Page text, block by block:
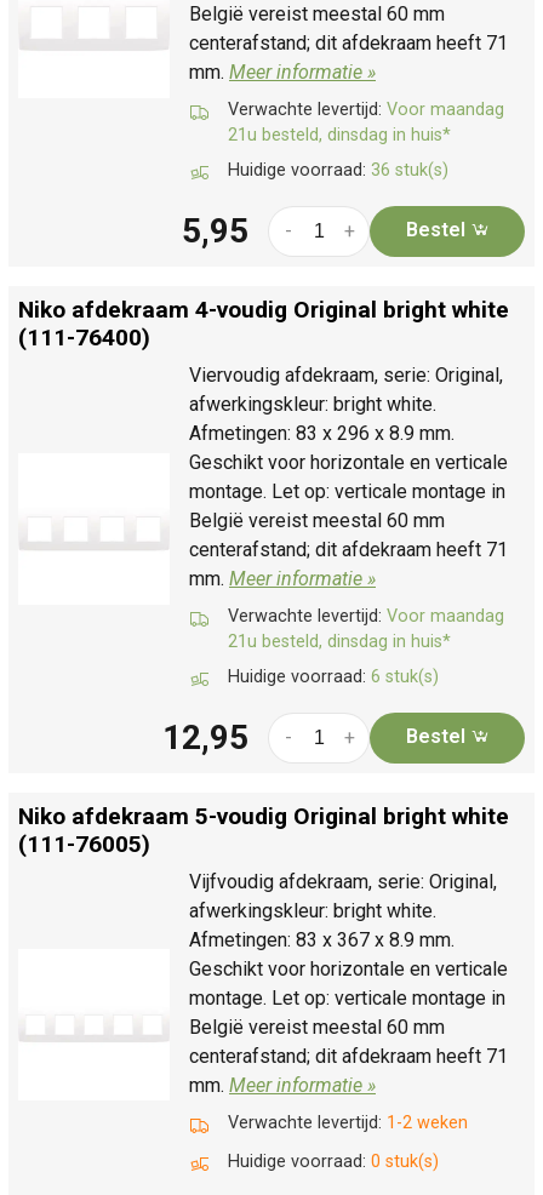
België vereist meestal 60 mm
centerafstand; dit afdekraam heeft 71
mm. Meer informatie »
Verwachte levertijd: Voor maandag
21u besteld, dinsdag in huis*
Huidige voorraad: 36 stuk(s)
5,95 +
- Bestel
Niko afdekraam 4-voudig Original bright white
(111-76400)
Viervoudig afdekraam, serie: Original,
afwerkingskleur: bright white.
Afmetingen: 83 x 296 x 8.9 mm.
Geschikt voor horizontale en verticale
montage. Let op: verticale montage in
België vereist meestal 60 mm
centerafstand; dit afdekraam heeft 71
mm. Meer informatie »
Verwachte levertijd: Voor maandag
21u besteld, dinsdag in huis*
Huidige voorraad: 6 stuk(s)
12,95 +
- Bestel
Niko afdekraam 5-voudig Original bright white
(111-76005)
Vijfvoudig afdekraam, serie: Original,
afwerkingskleur: bright white.
Afmetingen: 83 x 367 x 8.9 mm.
Geschikt voor horizontale en verticale
montage. Let op: verticale montage in
België vereist meestal 60 mm
centerafstand; dit afdekraam heeft 71
mm. Meer informatie »
Verwachte levertijd: 1-2 weken
Huidige voorraad: 0 stuk(s)